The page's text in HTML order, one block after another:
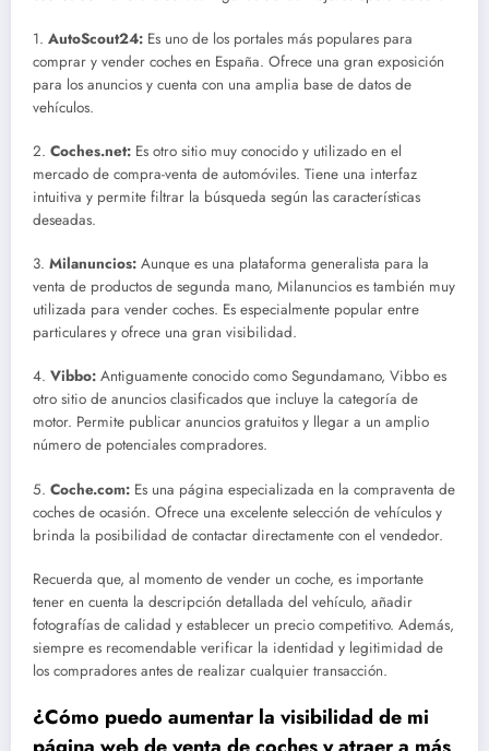
1. AutoScout24: Es uno de los portales más populares para
comprar y vender coches en España. Ofrece una gran exposición
para los anuncios y cuenta con una amplia base de datos de
vehículos.
2. Coches.net: Es otro sitio muy conocido y utilizado en el
mercado de compra-venta de automóviles. Tiene una interfaz
intuitiva y permite filtrar la búsqueda según las características
deseadas.
3. Milanuncios: Aunque es una plataforma generalista para la
venta de productos de segunda mano, Milanuncios es también muy
utilizada para vender coches. Es especialmente popular entre
particulares y ofrece una gran visibilidad.
4. Vibbo: Antiguamente conocido como Segundamano, Vibbo es
otro sitio de anuncios clasificados que incluye la categoría de
motor. Permite publicar anuncios gratuitos y llegar a un amplio
número de potenciales compradores.
5. Coche.com: Es una página especializada en la compraventa de
coches de ocasión. Ofrece una excelente selección de vehículos y
brinda la posibilidad de contactar directamente con el vendedor.
Recuerda que, al momento de vender un coche, es importante
tener en cuenta la descripción detallada del vehículo, añadir
fotografías de calidad y establecer un precio competitivo. Además,
siempre es recomendable verificar la identidad y legitimidad de
los compradores antes de realizar cualquier transacción.
¿Cómo puedo aumentar la visibilidad de mi